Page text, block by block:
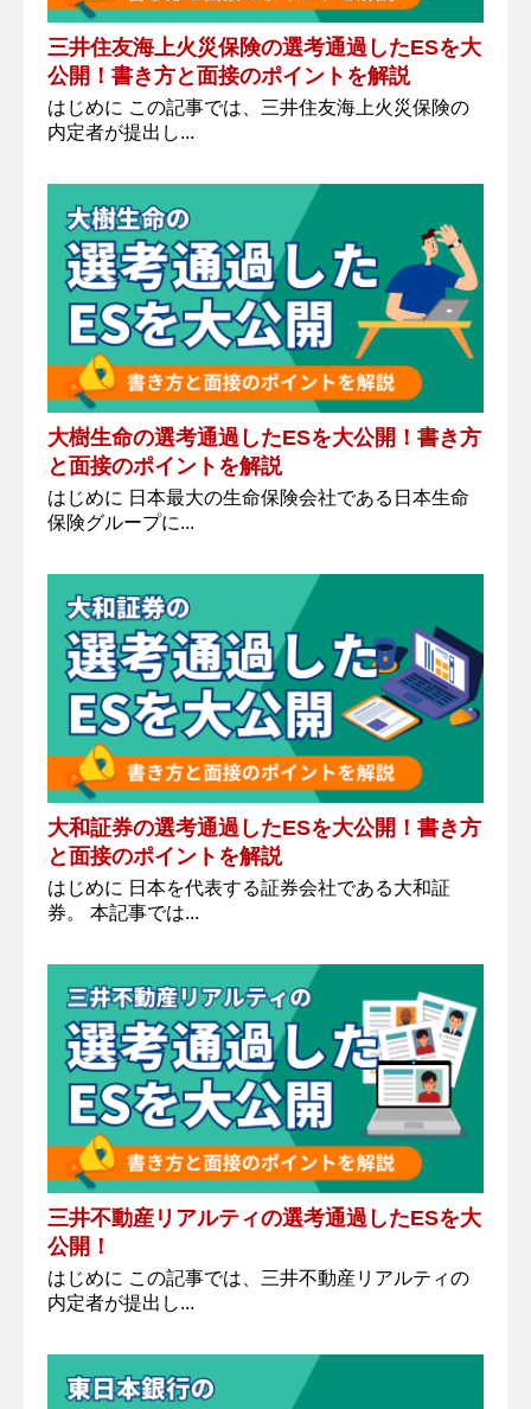
三井住友海上火災保険の選考通過したESを大
公開！書き方と面接のポイントを解説
はじめに この記事では、三井住友海上火災保険の
内定者が提出し...
大樹生命の選考通過したESを大公開！書き方
と面接のポイントを解説
はじめに 日本最大の生命保険会社である日本生命
保険グループに...
大和証券の選考通過したESを大公開！書き方
と面接のポイントを解説
はじめに 日本を代表する証券会社である大和証
券。 本記事では...
三井不動産リアルティの選考通過したESを大
公開！
はじめに この記事では、三井不動産リアルティの
内定者が提出し...